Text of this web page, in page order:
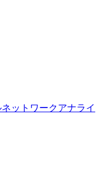
ットワークアナライ